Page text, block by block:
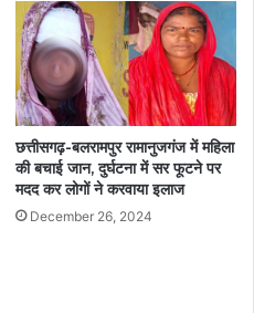
छत्तीसगढ़-बलरामपुर रामानुजगंज में महिला
की बचाई जान, दुर्घटना में सर फूटने पर
मदद कर लोगों ने करवाया इलाज
December 26, 2024